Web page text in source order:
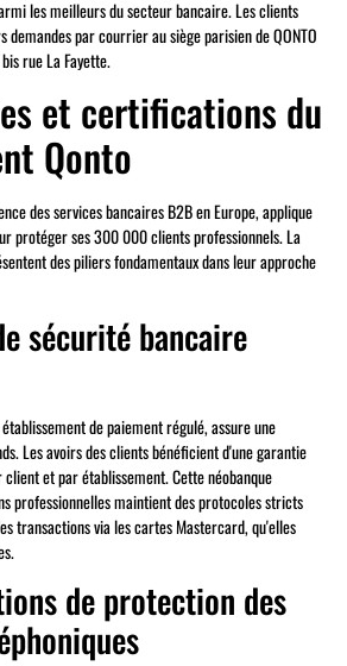
les meilleurs du secteur bancaire. Les clients
demandes par courrier au siège parisien de QONTO
rue La Fayette.
et certifications du
Qonto
des services bancaires B2B en Europe, applique
protéger ses 300 000 clients professionnels. La
des piliers fondamentaux dans leur approche
sécurité bancaire
de paiement régulé, assure une
Les avoirs des clients bénéficient d'une garantie
et par établissement. Cette néobanque
professionnelles maintient des protocoles stricts
transactions via les cartes Mastercard, qu'elles
de protection des